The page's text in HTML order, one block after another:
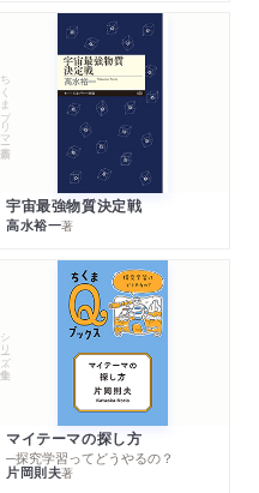
ちくまプリマー新書
宇宙最強物質決定戦
高水裕一著
シリーズ・全集
マイテーマの探し方
─探究学習ってどうやるの？
片岡則夫著